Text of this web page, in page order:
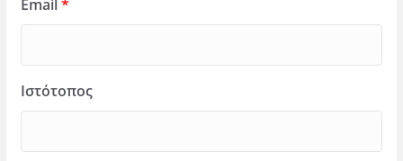
Email*
Ιστότοπος